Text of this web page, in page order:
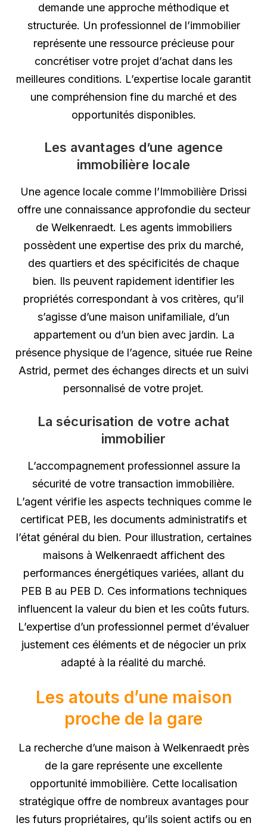
demande une approche méthodique et
structurée. Un professionnel de l’immobilier
représente une ressource précieuse pour
concrétiser votre projet d’achat dans les
meilleures conditions. L’expertise locale garantit
une compréhension fine du marché et des
opportunités disponibles.
Les avantages d’une agence
immobilière locale
Une agence locale comme l’Immobilière Drissi
offre une connaissance approfondie du secteur
de Welkenraedt. Les agents immobiliers
possèdent une expertise des prix du marché,
des quartiers et des spécificités de chaque
bien. Ils peuvent rapidement identifier les
propriétés correspondant à vos critères, qu’il
s’agisse d’une maison unifamiliale, d’un
appartement ou d’un bien avec jardin. La
présence physique de l’agence, située rue Reine
Astrid, permet des échanges directs et un suivi
personnalisé de votre projet.
La sécurisation de votre achat
immobilier
L’accompagnement professionnel assure la
sécurité de votre transaction immobilière.
L’agent vérifie les aspects techniques comme le
certificat PEB, les documents administratifs et
l’état général du bien. Pour illustration, certaines
maisons à Welkenraedt affichent des
performances énergétiques variées, allant du
PEB B au PEB D. Ces informations techniques
influencent la valeur du bien et les coûts futurs.
L’expertise d’un professionnel permet d’évaluer
justement ces éléments et de négocier un prix
adapté à la réalité du marché.
Les atouts d’une maison
proche de la gare
La recherche d’une maison à Welkenraedt près
de la gare représente une excellente
opportunité immobilière. Cette localisation
stratégique offre de nombreux avantages pour
les futurs propriétaires, qu’ils soient actifs ou en